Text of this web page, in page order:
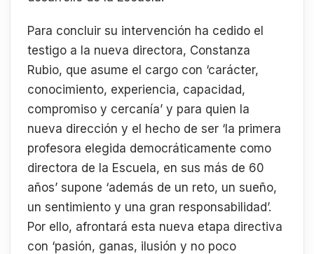
Para concluir su intervención ha cedido el
testigo a la nueva directora, Constanza
Rubio, que asume el cargo con ‘carácter,
conocimiento, experiencia, capacidad,
compromiso y cercanía’ y para quien la
nueva dirección y el hecho de ser ‘la primera
profesora elegida democráticamente como
directora de la Escuela, en sus más de 60
años’ supone ‘además de un reto, un sueño,
un sentimiento y una gran responsabilidad’.
Por ello, afrontará esta nueva etapa directiva
con ‘pasión, ganas, ilusión y no poco